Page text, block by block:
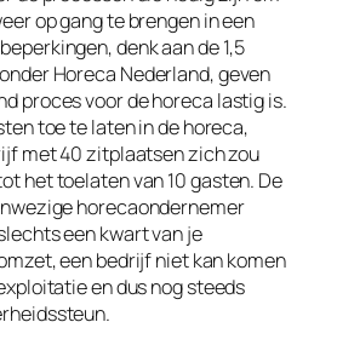
op gang te brengen in een
denk aan de 1,5
Horeca Nederland, geven
proces voor de horeca lastig is.
toe te laten in de horeca,
met 40 zitplaatsen zich zou
het toelaten van 10 gasten. De
horecaondernemer
een kwart van je
een bedrijf niet kan komen
en dus nog steeds